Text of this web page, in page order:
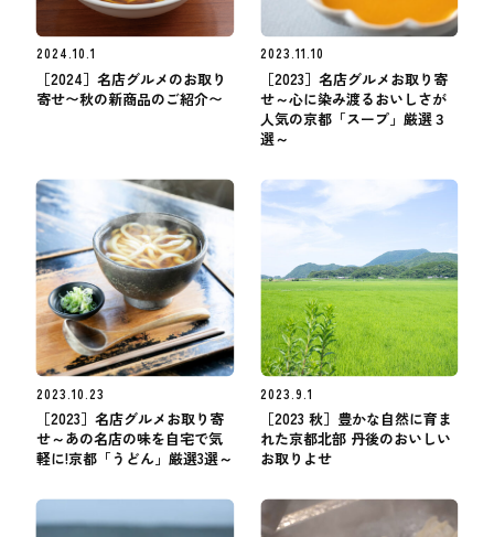
2024.10.1
［2024］名店グルメのお取り
寄せ〜秋の新商品のご紹介〜
2023.11.10
［2023］名店グルメお取り寄
せ～心に染み渡るおいしさが
人気の京都「スープ」厳選３
選～
2023.10.23
［2023］名店グルメお取り寄
せ～あの名店の味を自宅で気
軽に!京都「うどん」厳選3選～
2023.9.1
［2023 秋］豊かな自然に育ま
れた京都北部 丹後のおいしい
お取りよせ